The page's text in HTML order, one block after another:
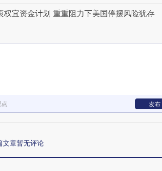
宜资金计划 重重阻力下美国停摆风险犹存
发布
文章暂无评论